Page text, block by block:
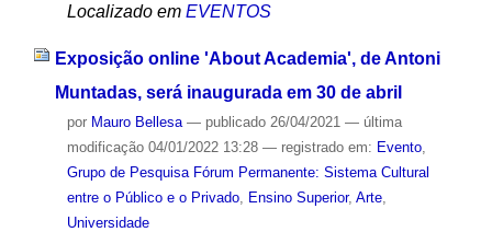
Localizado em EVENTOS
Exposição online 'About Academia', de Antoni
Muntadas, será inaugurada em 30 de abril
por Mauro Bellesa — publicado26/04/2021 — última
modificação04/01/2022 13:28 — registrado em: Evento,
Grupo de Pesquisa Fórum Permanente: Sistema Cultural
entre o Público e o Privado, Ensino Superior, Arte,
Universidade